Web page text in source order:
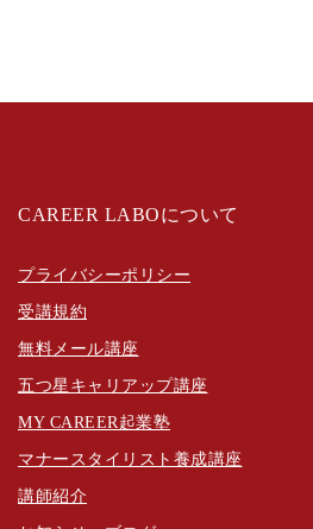
CAREER LABOについて
プライバシーポリシー
受講規約
無料メール講座
五つ星キャリアップ講座
MY CAREER起業塾
マナースタイリスト養成講座
講師紹介